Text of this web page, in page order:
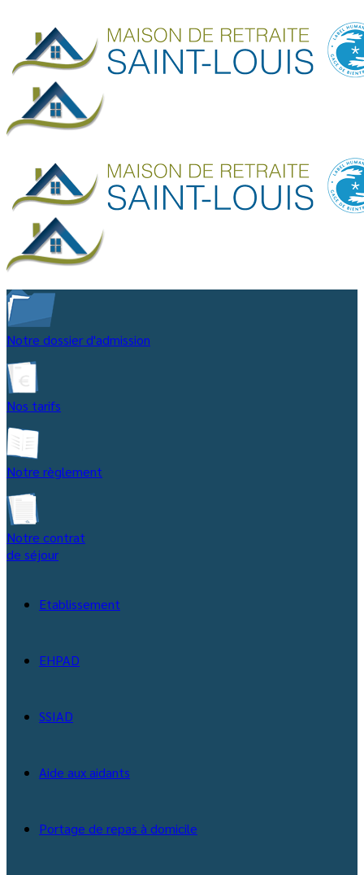
Notre dossier d'admission
Nos tarifs
Notre règlement
Notre contrat
de séjour
Etablissement
EHPAD
SSIAD
Aide aux aidants
Portage de repas à domicile